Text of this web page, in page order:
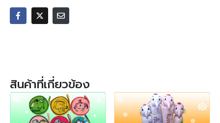
สินค้าที่เกี่ยวข้อง